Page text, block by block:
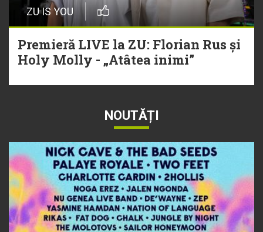
ZU IS YOU
Premieră LIVE la ZU: Florian Rus și
Holy Molly - „Atâtea inimi”
NOUTĂȚI